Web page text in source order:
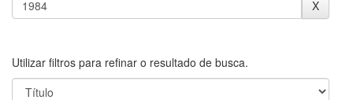
Utilizar filtros para refinar o resultado de busca.